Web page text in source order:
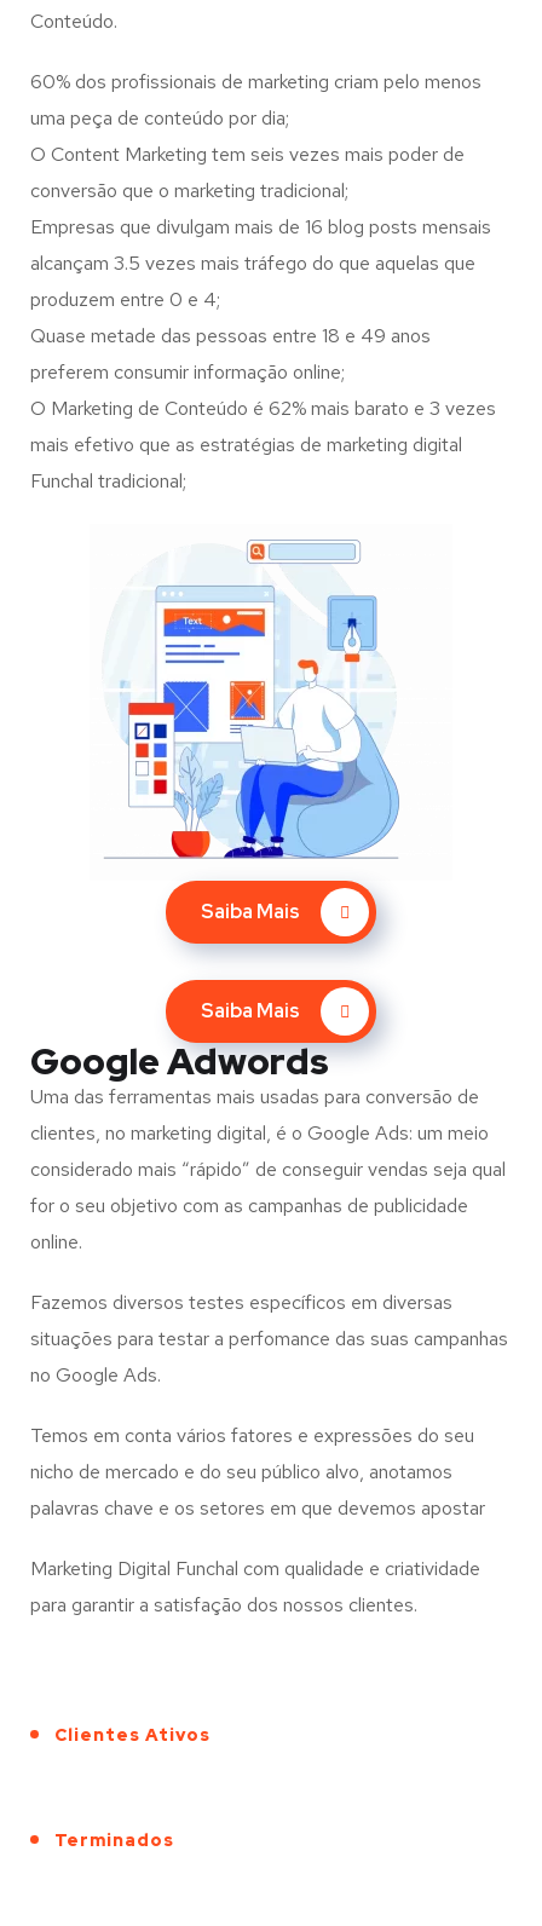
Conteúdo.
60% dos profissionais de marketing criam pelo menos
uma peça de conteúdo por dia;
O Content Marketing tem seis vezes mais poder de
conversão que o marketing tradicional;
Empresas que divulgam mais de 16 blog posts mensais
alcançam 3.5 vezes mais tráfego do que aquelas que
produzem entre 0 e 4;
Quase metade das pessoas entre 18 e 49 anos
preferem consumir informação online;
O Marketing de Conteúdo é 62% mais barato e 3 vezes
mais efetivo que as estratégias de marketing digital
Funchal tradicional;
Saiba Mais
Saiba Mais
Google Adwords
Uma das ferramentas mais usadas para conversão de
clientes, no marketing digital, é o Google Ads: um meio
considerado mais “rápido” de conseguir vendas seja qual
for o seu objetivo com as campanhas de publicidade
online.
Fazemos diversos testes específicos em diversas
situações para testar a perfomance das suas campanhas
no Google Ads.
Temos em conta vários fatores e expressões do seu
nicho de mercado e do seu público alvo, anotamos
palavras chave e os setores em que devemos apostar
Marketing Digital Funchal com qualidade e criatividade
para garantir a satisfação dos nossos clientes.
Clientes Ativos
Terminados